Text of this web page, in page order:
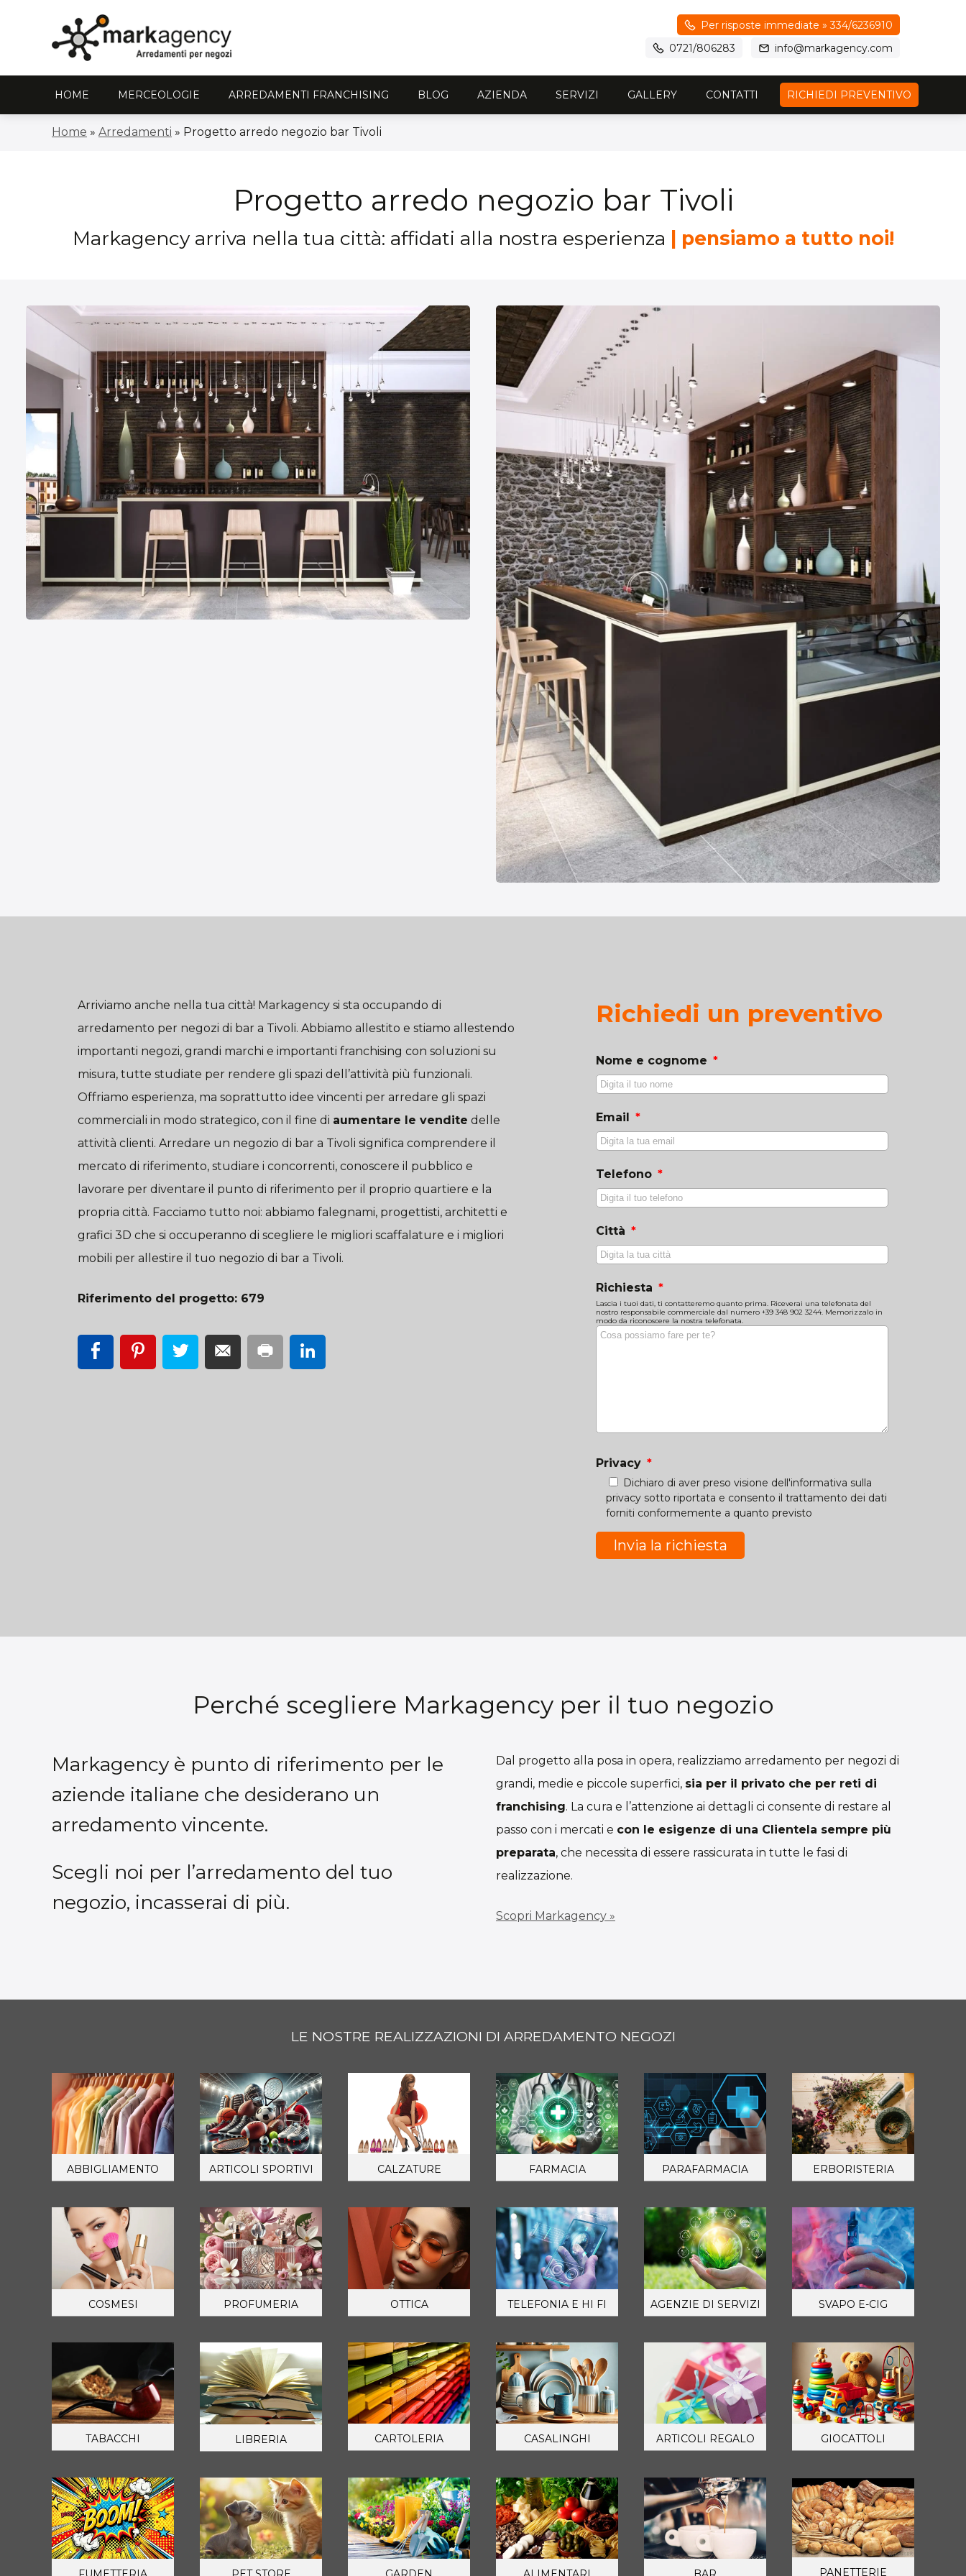
Per risposte immediate » 334/6236910
0721/806283
info@markagency.com
HOME MERCEOLOGIE ARREDAMENTI FRANCHISING BLOG AZIENDA SERVIZI GALLERY CONTATTI RICHIEDI PREVENTIVO
Home » Arredamenti » Progetto arredo negozio bar Tivoli
Progetto arredo negozio bar Tivoli
Markagency arriva nella tua città: affidati alla nostra esperienza | pensiamo a tutto noi!
Arriviamo anche nella tua città! Markagency si sta occupando di
arredamento per negozi di bar a Tivoli. Abbiamo allestito e stiamo allestendo
importanti negozi, grandi marchi e importanti franchising con soluzioni su
misura, tutte studiate per rendere gli spazi dell’attività più funzionali.
Offriamo esperienza, ma soprattutto idee vincenti per arredare gli spazi
commerciali in modo strategico, con il fine di aumentare le vendite delle
attività clienti. Arredare un negozio di bar a Tivoli significa comprendere il
mercato di riferimento, studiare i concorrenti, conoscere il pubblico e
lavorare per diventare il punto di riferimento per il proprio quartiere e la
propria città. Facciamo tutto noi: abbiamo falegnami, progettisti, architetti e
grafici 3D che si occuperanno di scegliere le migliori scaffalature e i migliori
mobili per allestire il tuo negozio di bar a Tivoli.
Riferimento del progetto: 679
Richiedi un preventivo
Nome e cognome
Email
Telefono
Città
Richiesta
Lascia i tuoi dati, ti contatteremo quanto prima. Riceverai una telefonata del
nostro responsabile commerciale dal numero +39 348 902 3244. Memorizzalo in
modo da riconoscere la nostra telefonata.
Privacy
Dichiaro di aver preso visione dell'informativa sulla
privacy sotto riportata e consento il trattamento dei dati
forniti conformemente a quanto previsto
Perché scegliere Markagency per il tuo negozio
Markagency è punto di riferimento per le
aziende italiane che desiderano un
arredamento vincente.
Scegli noi per l’arredamento del tuo
negozio, incasserai di più.
Dal progetto alla posa in opera, realizziamo arredamento per negozi di
grandi, medie e piccole superfici, sia per il privato che per reti di
franchising. La cura e l’attenzione ai dettagli ci consente di restare al
passo con i mercati e con le esigenze di una Clientela sempre più
preparata, che necessita di essere rassicurata in tutte le fasi di
realizzazione.
Scopri Markagency »
LE NOSTRE REALIZZAZIONI DI ARREDAMENTO NEGOZI
ABBIGLIAMENTO ARTICOLI SPORTIVI CALZATURE FARMACIA PARAFARMACIA ERBORISTERIA
COSMESI PROFUMERIA OTTICA TELEFONIA E HI FI AGENZIE DI SERVIZI SVAPO E-CIG
TABACCHI LIBRERIA CARTOLERIA CASALINGHI ARTICOLI REGALO GIOCATTOLI
PANETTERIE